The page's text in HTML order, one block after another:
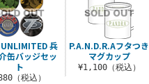
P.A.N.D.R.Aフタつき
マグカップ
¥1,100（税込）
兵
缶バッジセッ
ト
（税込）